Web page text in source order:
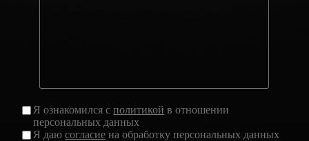
Я ознакомился сполитикой в отношении
персональных данных
Я даюсогласие на обработку персональных данных